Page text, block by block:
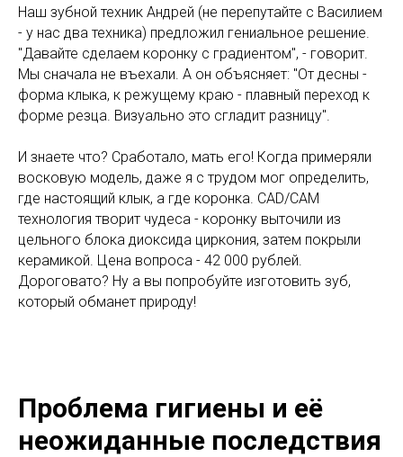
Наш зубной техник Андрей (не перепутайте с Василием
- у нас два техника) предложил гениальное решение.
"Давайте сделаем коронку с градиентом", - говорит.
Мы сначала не въехали. А он объясняет: "От десны -
форма клыка, к режущему краю - плавный переход к
форме резца. Визуально это сгладит разницу".
И знаете что? Сработало, мать его! Когда примеряли
восковую модель, даже я с трудом мог определить,
где настоящий клык, а где коронка. CAD/CAM
технология творит чудеса - коронку выточили из
цельного блока диоксида циркония, затем покрыли
керамикой. Цена вопроса - 42 000 рублей.
Дороговато? Ну а вы попробуйте изготовить зуб,
который обманет природу!
Проблема гигиены и её
неожиданные последствия